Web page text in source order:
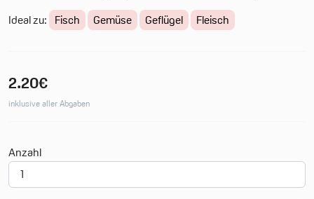
Ideal zu:
Fisch Gemüse Geflügel Fleisch
2.20€
inklusive aller Abgaben
Anzahl0 Produkte